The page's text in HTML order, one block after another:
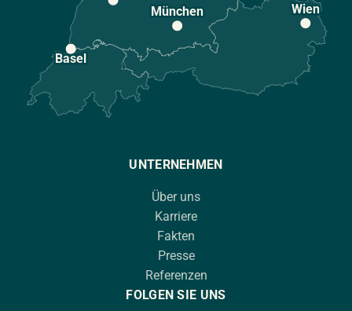
München
Wien
Basel
UNTERNEHMEN
Über uns
Karriere
Fakten
Presse
Referenzen
FOLGEN SIE UNS